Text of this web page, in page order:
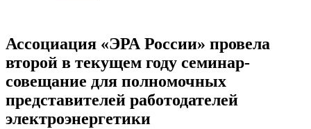
Ассоциация «ЭРА России» провела
второй в текущем году семинар-
совещание для полномочных
представителей работодателей
электроэнергетики